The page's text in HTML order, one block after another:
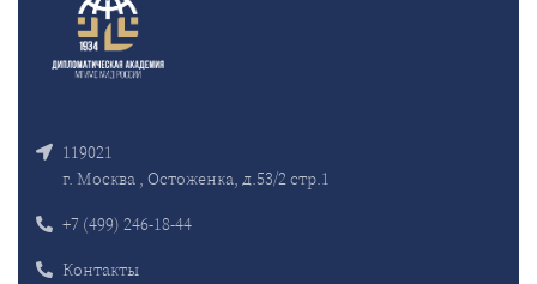
119021
г. Москва , Остоженка, д.53/2 стр.1
+7 (499) 246-18-44
Контакты